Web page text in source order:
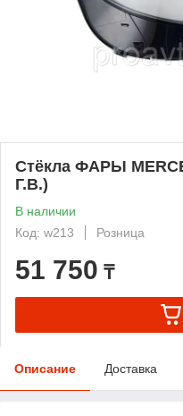
Стёкла ФАРЫ
Г.В.)
В наличии
Код: w213
Розница
51 750 ₸
Описание Доставка